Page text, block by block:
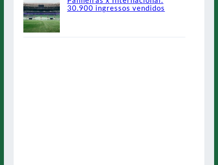
30.900 ingressos vendidos